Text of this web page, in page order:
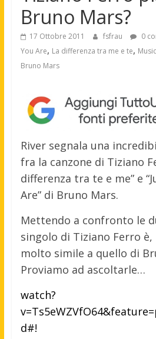
Bruno Mars?
17 Ottobre 2011 fsfrau 0
You Are, La differenza tra me e te,
Bruno Mars
River segnala una
fra la canzone di Tiziano
differenza tra te e me” e
Are” di Bruno Mars.
Mettendo a confronto le
singolo di Tiziano Ferro
molto simile a quello di
Proviamo ad ascoltarle…
watch?
d#!